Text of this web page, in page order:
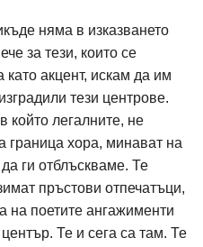
няма в изказването
за тези, които се
като акцент, искам да им
тези центрове.
който легалните, не
граница хора, минават на
ги отблъскваме. Те
пръстови отпечатъци,
на поетите ангажименти
Те и сега са там. Те